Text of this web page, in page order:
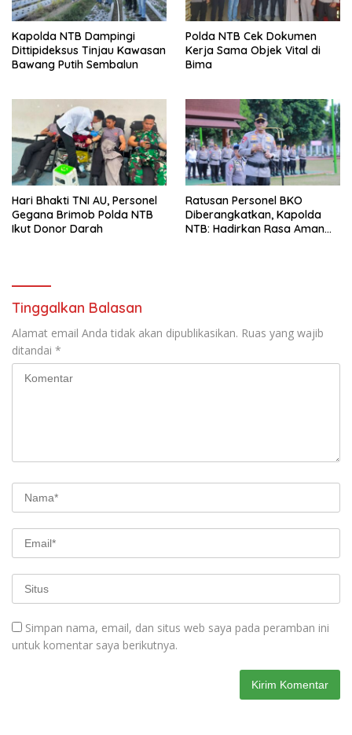
Kapolda NTB Dampingi
Dittipideksus Tinjau Kawasan
Bawang Putih Sembalun
Polda NTB Cek Dokumen
Kerja Sama Objek Vital di
Bima
Hari Bhakti TNI AU, Personel
Gegana Brimob Polda NTB
Ikut Donor Darah
Ratusan Personel BKO
Diberangkatkan, Kapolda
NTB: Hadirkan Rasa Aman
Tinggalkan Balasan
Alamat email Anda tidak akan dipublikasikan. Ruas yang wajib
ditandai *
Simpan nama, email, dan situs web saya pada peramban ini
untuk komentar saya berikutnya.